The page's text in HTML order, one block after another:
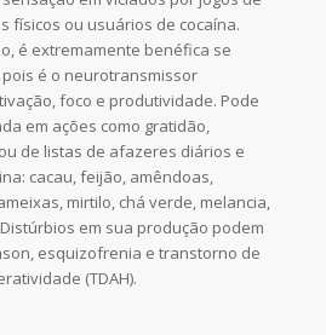
físicos ou usuários de cocaína.
é extremamente benéfica se
é o neurotransmissor
foco e produtividade. Pode
em ações como gratidão,
de listas de afazeres diários e
cacau, feijão, amêndoas,
mirtilo, chá verde, melancia,
em sua produção podem
esquizofrenia e transtorno de
(TDAH).